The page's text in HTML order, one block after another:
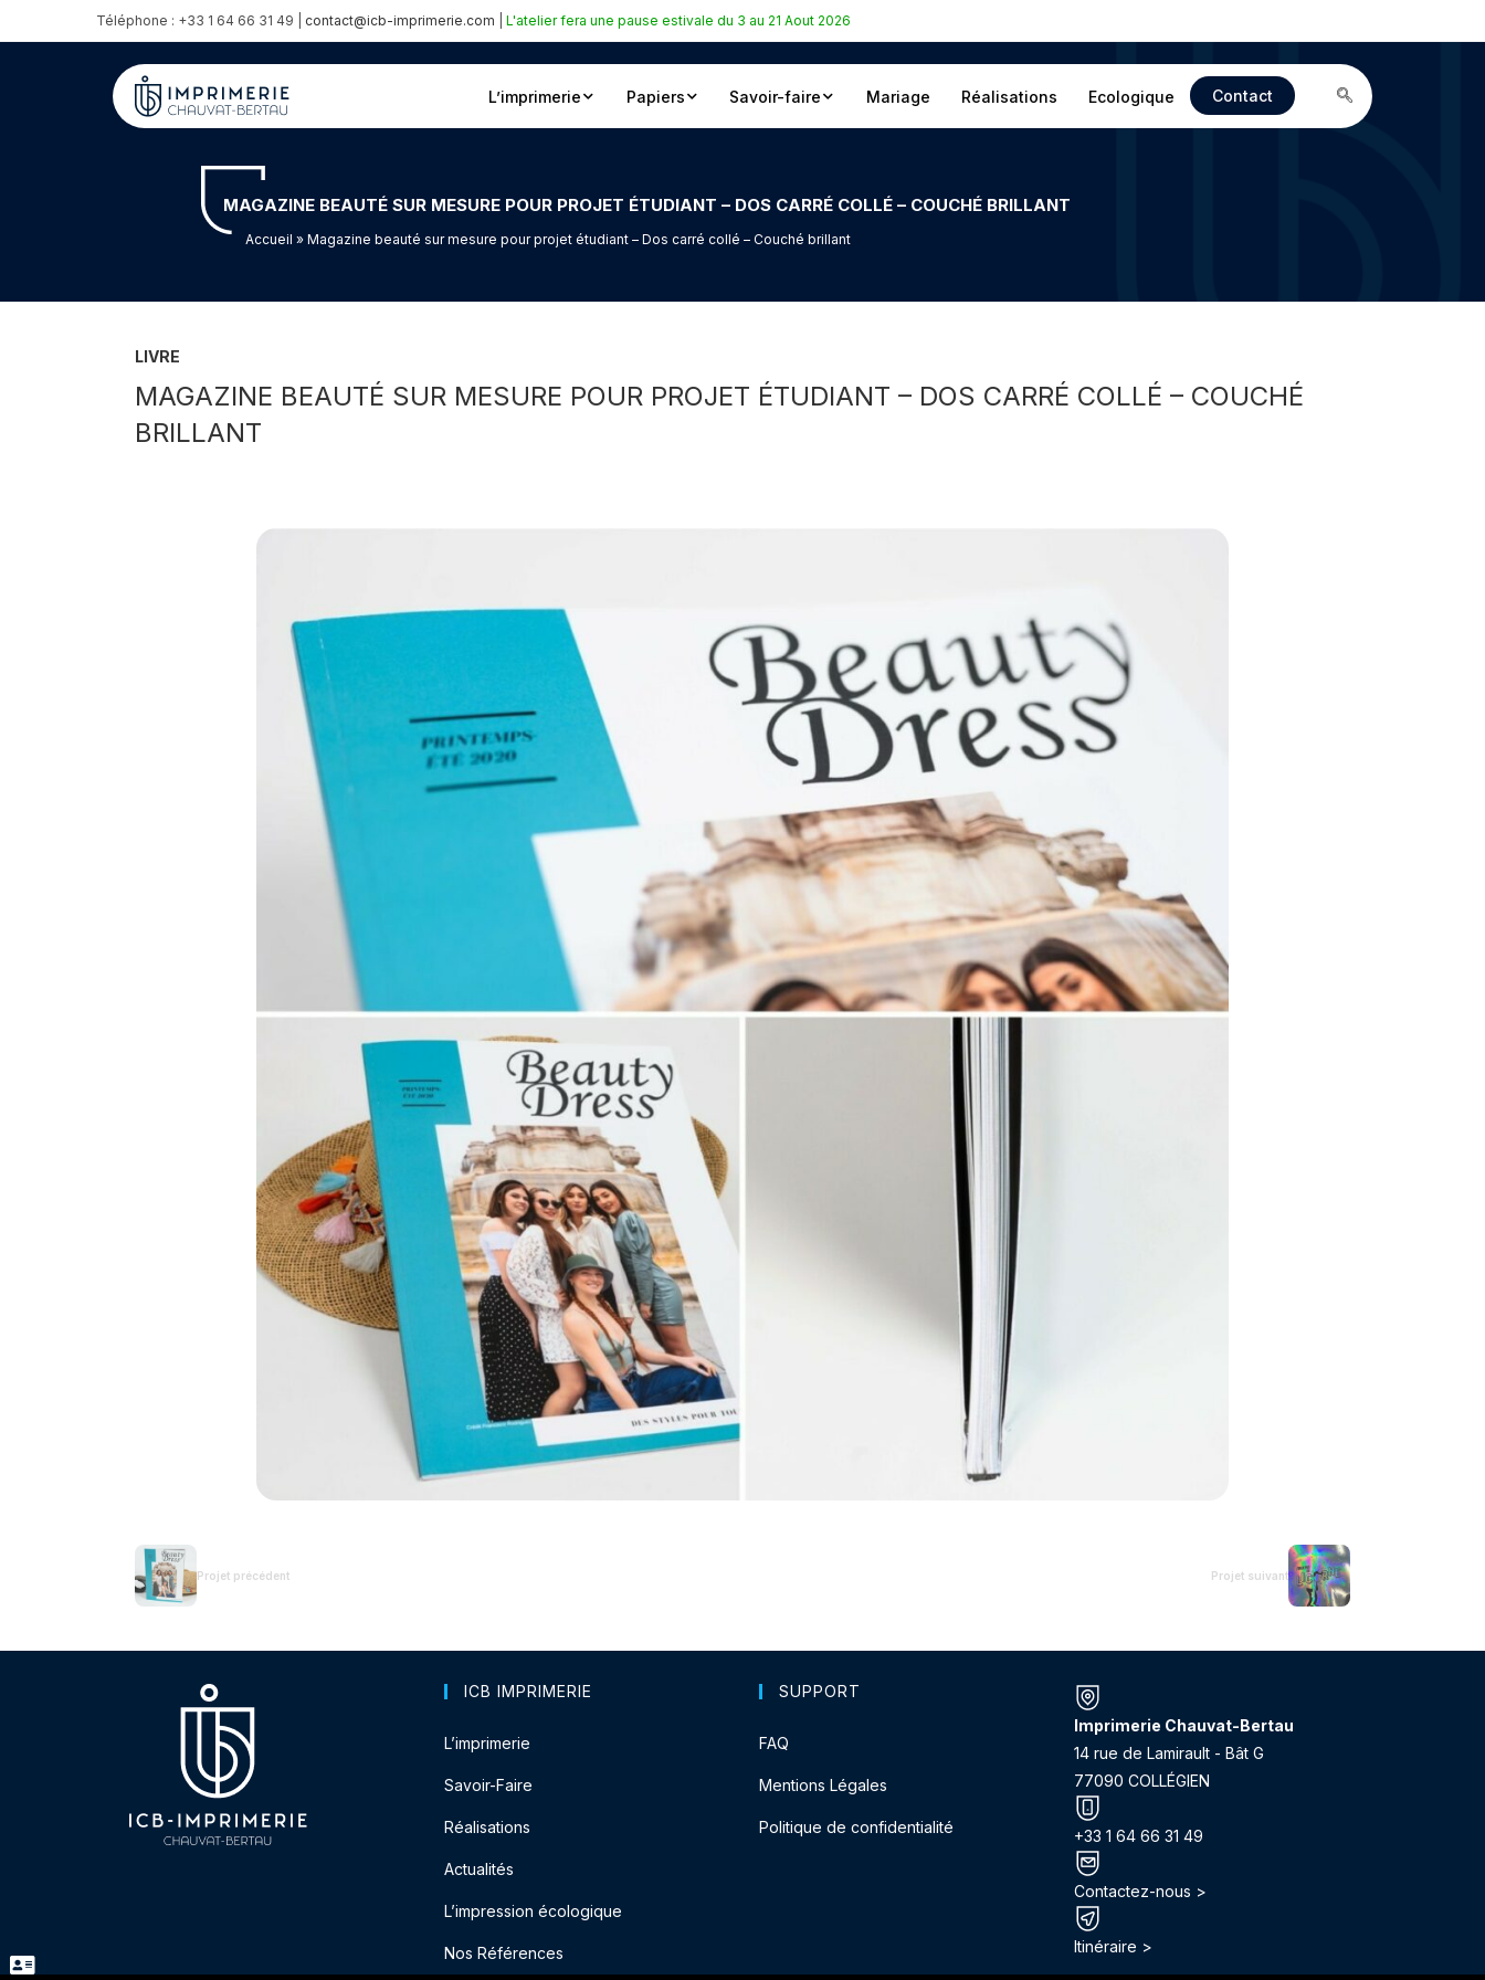
Téléphone : +33 1 64 66 31 49 | contact@icb-imprimerie.com L'atelier fera une pause estivale du 3 au 21 Aout 2026
L’imprimerie Papiers Savoir-faire Mariage Réalisations Ecologique Contact
MAGAZINE BEAUTÉ SUR MESURE POUR PROJET ÉTUDIANT – DOS CARRÉ COLLÉ – COUCHÉ BRILLANT
Accueil » Magazine beauté sur mesure pour projet étudiant – Dos carré collé – Couché brillant
LIVRE
MAGAZINE BEAUTÉ SUR MESURE POUR PROJET ÉTUDIANT – DOS CARRÉ COLLÉ – COUCHÉ
BRILLANT
Projet précédent Projet suivant
ICB IMPRIMERIE
L’imprimerie
Savoir-Faire
Réalisations
Actualités
L’impression écologique
Nos Références
SUPPORT
FAQ
Mentions Légales
Politique de confidentialité
Imprimerie Chauvat-Bertau
14 rue de Lamirault - Bât G
77090 COLLÉGIEN
+33 1 64 66 31 49
Contactez-nous >
Itinéraire >